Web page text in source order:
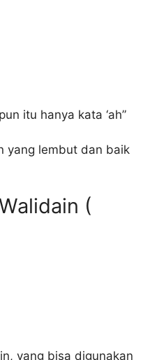
itu hanya kata ‘ah”
yang lembut dan baik
(
yang bisa digunakan